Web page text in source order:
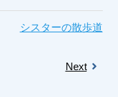
シスターの散歩道
Next